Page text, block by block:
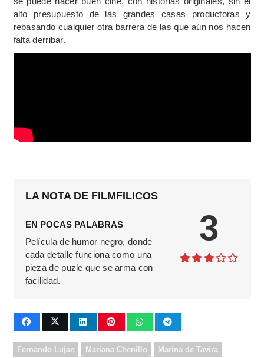
alto presupuesto de las grandes casas productoras y
rebasando cualquier otra barrera de las que aún nos hacen
falta derribar.
LA NOTA DE FILMFILICOS
EN POCAS PALABRAS
Película de humor negro, donde
cada detalle funciona como una
pieza de puzle que se arma con
facilidad.
3
Fernando Lujan Mariana Chenillo Marina de Tavira